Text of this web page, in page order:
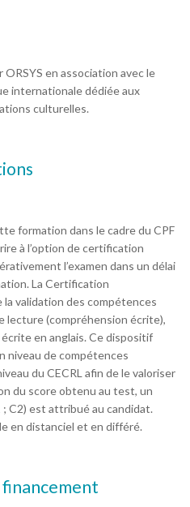
en association avec le
internationale dédiée aux
culturelles.
formation dans le cadre du CPF
à l’option de certification
l’examen dans un délai
La Certification
validation des compétences
lecture (compréhension écrite),
écrite en anglais. Ce dispositif
niveau de compétences
du CECRL afin de le valoriser
du score obtenu au test, un
; C2) est attribué au candidat.
en distanciel et en différé.